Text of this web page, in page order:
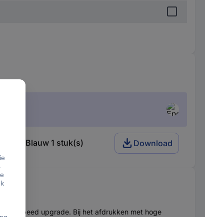
g Blauw 1 stuk(s) Download
Speed upgrade. Bij het afdrukken met hoge